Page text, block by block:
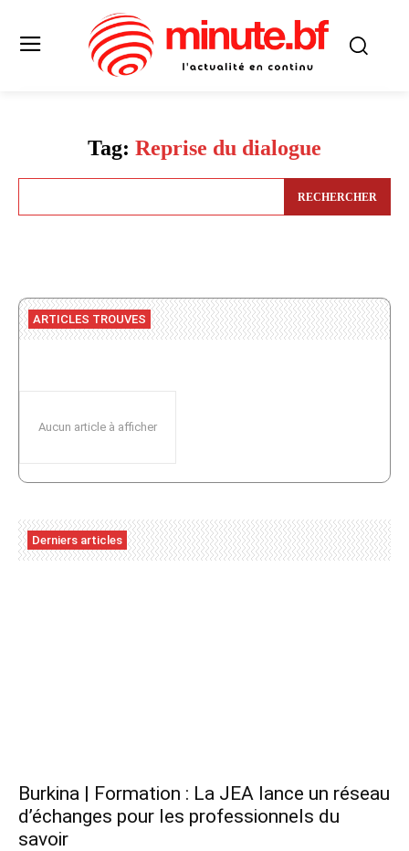
Tag: Reprise du dialogue
RECHERCHER
ARTICLES TROUVES
Aucun article à afficher
Derniers articles
Burkina | Formation : La JEA lance un réseau
d’échanges pour les professionnels du
savoir